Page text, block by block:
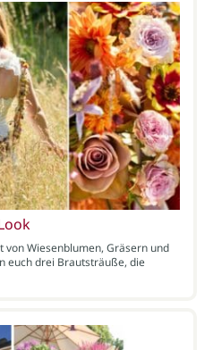
von Wiesenblumen, Gräsern und
euch drei Brautsträuße, die